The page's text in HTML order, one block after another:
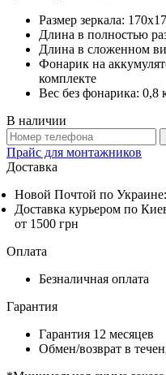
Размер зеркала:
Длина в полностью
Длина в сложенном
Фонарик на
комплекте
Вес без фонарика: 0,8
В наличии
Прайс для монтажников
Доставка
Новой Почтой по
Доставка курьером по
от 1500 грн
Оплата
Безналичная оплата
Гарантия
Гарантия 12 месяцев
Обмен/возврат в